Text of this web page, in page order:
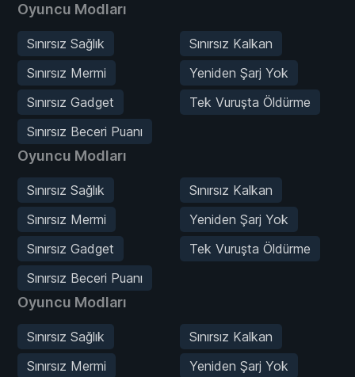
Oyuncu Modları
Sınırsız Sağlık
Sınırsız Kalkan
Sınırsız Mermi
Yeniden Şarj Yok
Sınırsız Gadget
Tek Vuruşta Öldürme
Sınırsız Beceri Puanı
Oyuncu Modları
Sınırsız Sağlık
Sınırsız Kalkan
Sınırsız Mermi
Yeniden Şarj Yok
Sınırsız Gadget
Tek Vuruşta Öldürme
Sınırsız Beceri Puanı
Oyuncu Modları
Sınırsız Sağlık
Sınırsız Kalkan
Sınırsız Mermi
Yeniden Şarj Yok